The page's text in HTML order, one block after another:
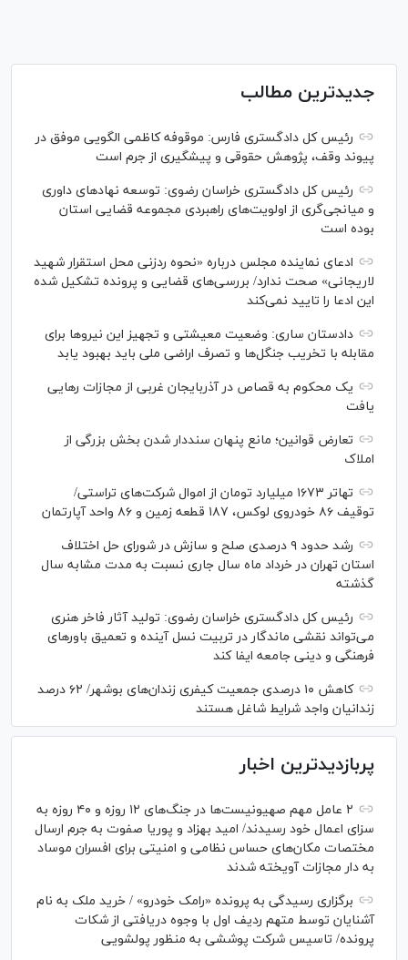
جدیدترین مطالب
رئیس کل دادگستری فارس: موقوفه کاظمی الگویی موفق در
پیوند وقف، پژوهش حقوقی و پیشگیری از جرم است
رئیس کل دادگستری خراسان رضوی: توسعه نهاد‌های داوری
و میانجی‌گری از اولویت‌های راهبردی مجموعه قضایی استان
بوده است
ادعای نماینده مجلس درباره «نحوه ردزنی محل استقرار شهید
لاریجانی» صحت ندارد/ بررسی‌های قضایی و پرونده تشکیل شده
این ادعا را تایید نمی‌کند
دادستان ساری: وضعیت معیشتی و تجهیز این نیرو‌ها برای
مقابله با تخریب جنگل‌ها و تصرف اراضی ملی باید بهبود یابد
یک محکوم به قصاص در آذربایجان‌ غربی از مجازات رهایی
یافت
تعارض قوانین؛ مانع پنهان سنددار شدن بخش بزرگی از
املاک
تهاتر ۱۶۷۳ میلیارد تومان از اموال شرکت‌های تراستی/
توقیف ۸۶ خودروی لوکس، ۱۸۷ قطعه زمین و ۸۶ واحد آپارتمان
رشد حدود ۹ درصدی صلح و سازش در شورای حل اختلاف
استان تهران در خرداد ماه سال جاری نسبت به مدت مشابه سال
گذشته
رئیس کل دادگستری خراسان رضوی: تولید آثار فاخر هنری
می‌تواند نقشی ماندگار در تربیت نسل آینده و تعمیق باور‌های
فرهنگی و دینی جامعه ایفا کند
کاهش ۱۰ درصدی جمعیت کیفری زندان‌های بوشهر/ ۶۲ درصد
زندانیان واجد شرایط شاغل هستند
پربازدیدترین اخبار
۲ عامل مهم صهیونیست‌ها در جنگ‌های ۱۲ روزه و ۴۰ روزه به
سزای اعمال خود رسیدند/ امید بهزاد و پوریا صفوت به جرم ارسال
مختصات مکان‌های حساس نظامی و امنیتی برای افسران موساد
به دار مجازات آویخته شدند
برگزاری رسیدگی به پرونده «رامک خودرو» / خرید ملک به نام
آشنایان توسط متهم ردیف اول با وجوه دریافتی از شکات
پرونده/ تاسیس شرکت پوششی به منظور پولشویی